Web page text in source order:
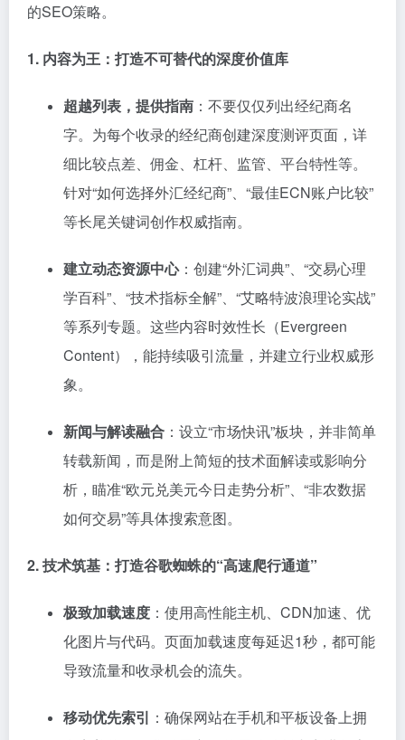
的SEO策略。
1. 内容为王：打造不可替代的深度价值库
超越列表，提供指南 ：不要仅仅列出经纪商名
字。为每个收录的经纪商创建深度测评页面，详
细比较点差、佣金、杠杆、监管、平台特性等。
针对“如何选择外汇经纪商”、“最佳ECN账户比较”
等长尾关键词创作权威指南。
建立动态资源中心：创建“外汇词典”、“交易心理
学百科”、“技术指标全解”、“艾略特波浪理论实战”
等系列专题。这些内容时效性长（Evergreen
Content），能持续吸引流量，并建立行业权威形
象。
新闻与解读融合 ：设立“市场快讯”板块，并非简单
转载新闻，而是附上简短的技术面解读或影响分
析，瞄准“欧元兑美元今日走势分析”、“非农数据
如何交易”等具体搜索意图。
2. 技术筑基：打造谷歌蜘蛛的“高速爬行通道”
极致加载速度 ：使用高性能主机、CDN加速、优
化图片与代码。页面加载速度每延迟1秒，都可能
导致流量和收录机会的流失。
移动优先索引 ：确保网站在手机和平板设备上拥